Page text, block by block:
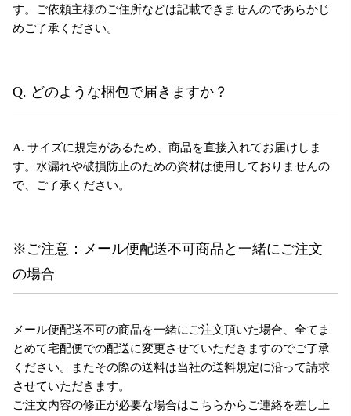
す。ご依頼主様のご住所などは記載できませんのであらかじ
めご了承ください。
Q. どのような梱包で届きますか？
A. サイズに規定があるため、商品を直接入れてお届けしま
す。水漏れや破損防止のための資材は使用しておりませんの
で、ご了承ください。
※ご注意：メール便配送不可商品と一緒にご注文
の場合
メール便配送不可の商品を一緒にご注文頂いた場合、全てま
とめて宅配便での配送に変更させていただきますのでご了承
ください。またその際の送料は当社の送料規定に沿って請求
させていただきます。
ご注文内容の修正が必要な場合はこちらからご連絡を差し上